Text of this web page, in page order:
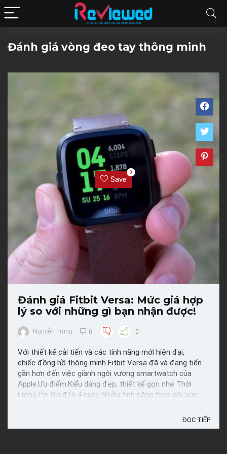
Đánh giá vòng đeo tay thông minh
Save
0
Đánh giá Fitbit Versa: Mức giá hợp
lý so với những gì bạn nhận được!
Nguyễn Trung 0 0
Với thiết kế cải tiến và các tính năng mới hiện đại,
chiếc đồng hồ thông minh Fitbit Versa đã và đang tiến
gần hơn đến việc giành ngôi vương smartwatch của
Apple.Ưu điểm:Kiểu dáng đẹp, thiết kế gọn nhẹ Thời
lượng Pin lên đến 4 ngày Nhiều tính năng theo dõi sức
ĐỌC TIẾP